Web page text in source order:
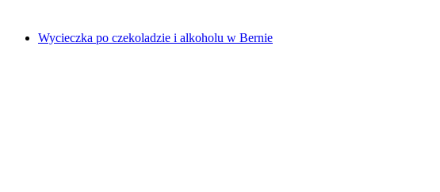
Wycieczka po czekoladzie i alkoholu w Bernie